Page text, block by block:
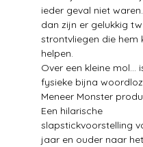
ieder geval niet
dan zijn er gelukkig
strontvliegen die hem
helpen.
Over een kleine mol...
fysieke bijna
Meneer Monster
Een hilarische
slapstickvoorstelling
jaar en ouder naar het